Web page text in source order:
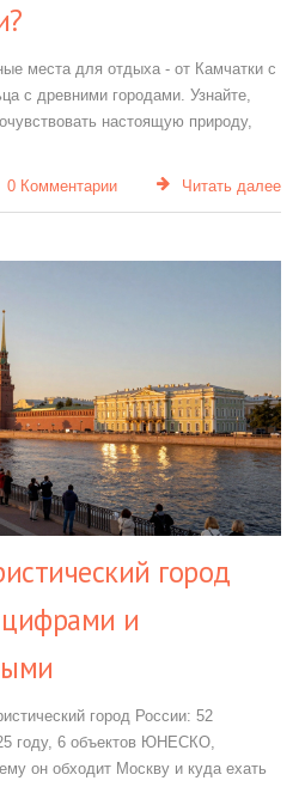
места для отдыха - от Камчатки с
с древними городами. Узнайте,
настоящую природу,
0 Комментарии Читать далее
город
цифрами и
город России: 52
году, 6 объектов ЮНЕСКО,
он обходит Москву и куда ехать